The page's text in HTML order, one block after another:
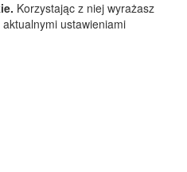
Korzystając z niej wyrażasz
ustawieniami